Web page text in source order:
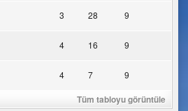
3 28 9
4 16 9
4 7 9
Tüm tabloyu görüntüle